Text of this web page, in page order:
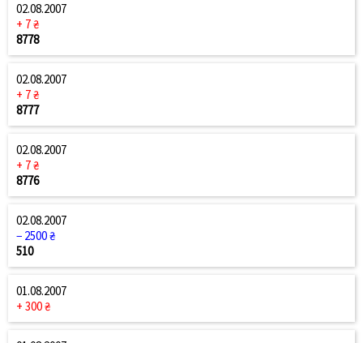
02.08.2007
+ 7 ₴
8778
02.08.2007
+ 7 ₴
8777
02.08.2007
+ 7 ₴
8776
02.08.2007
− 2500 ₴
510
01.08.2007
+ 300 ₴